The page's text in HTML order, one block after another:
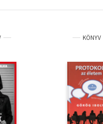
KÖNYV